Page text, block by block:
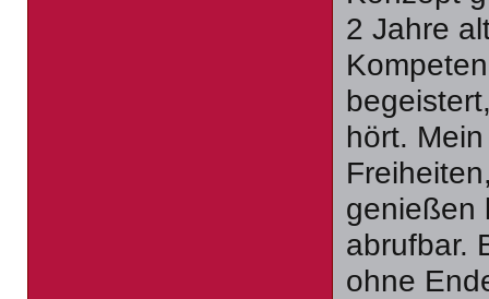
2 Jahre
hört.
genießen
abrufbar.
ohne